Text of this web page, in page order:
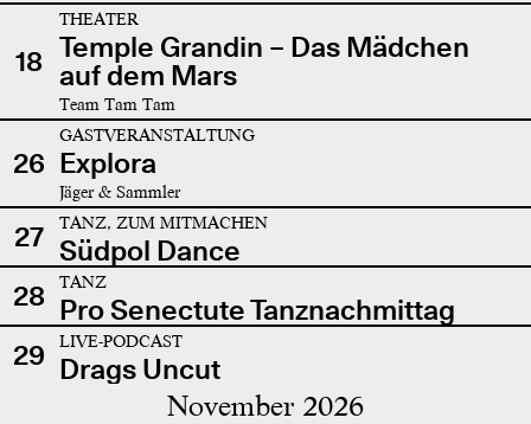
18
THEATER
Temple Grandin – Das Mädchen
auf dem Mars
Team Tam Tam
26
GASTVERANSTALTUNG
Explora
Jäger & Sammler
27 TANZ, ZUM MITMACHEN
Südpol Dance
28
TANZ
Pro Senectute Tanznachmittag
29
LIVE-PODCAST
Drags Uncut
November 2026